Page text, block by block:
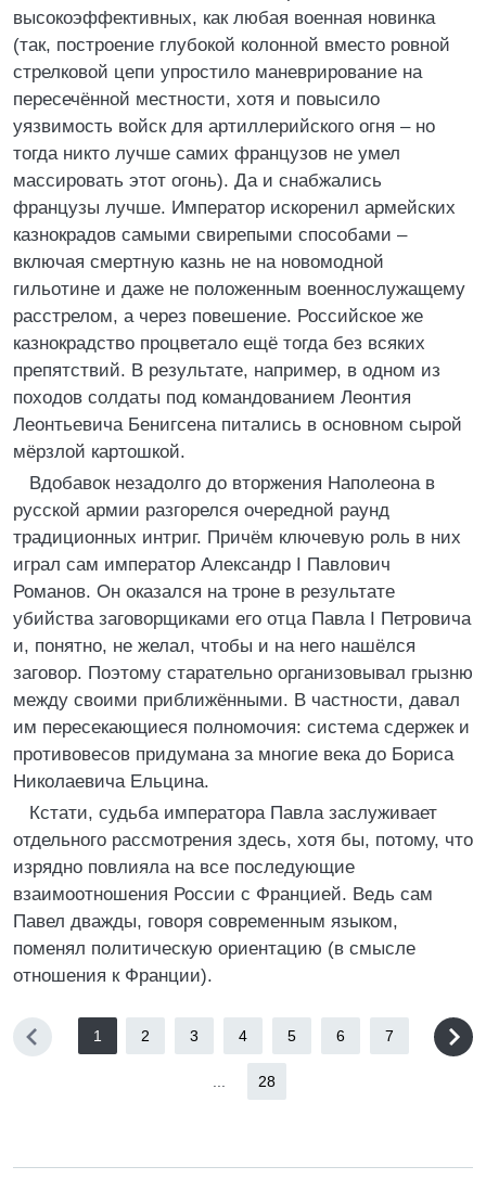
высокоэффективных, как любая военная новинка
(так, построение глубокой колонной вместо ровной
стрелковой цепи упростило маневрирование на
пересечённой местности, хотя и повысило
уязвимость войск для артиллерийского огня – но
тогда никто лучше самих французов не умел
массировать этот огонь). Да и снабжались
французы лучше. Император искоренил армейских
казнокрадов самыми свирепыми способами –
включая смертную казнь не на новомодной
гильотине и даже не положенным военнослужащему
расстрелом, а через повешение. Российское же
казнокрадство процветало ещё тогда без всяких
препятствий. В результате, например, в одном из
походов солдаты под командованием Леонтия
Леонтьевича Бенигсена питались в основном сырой
мёрзлой картошкой.
Вдобавок незадолго до вторжения Наполеона в
русской армии разгорелся очередной раунд
традиционных интриг. Причём ключевую роль в них
играл сам император Александр I Павлович
Романов. Он оказался на троне в результате
убийства заговорщиками его отца Павла I Петровича
и, понятно, не желал, чтобы и на него нашёлся
заговор. Поэтому старательно организовывал грызню
между своими приближёнными. В частности, давал
им пересекающиеся полномочия: система сдержек и
противовесов придумана за многие века до Бориса
Николаевича Ельцина.
Кстати, судьба императора Павла заслуживает
отдельного рассмотрения здесь, хотя бы, потому, что
изрядно повлияла на все последующие
взаимоотношения России с Францией. Ведь сам
Павел дважды, говоря современным языком,
поменял политическую ориентацию (в смысле
отношения к Франции).
1 2 3 4 5 6 7
28